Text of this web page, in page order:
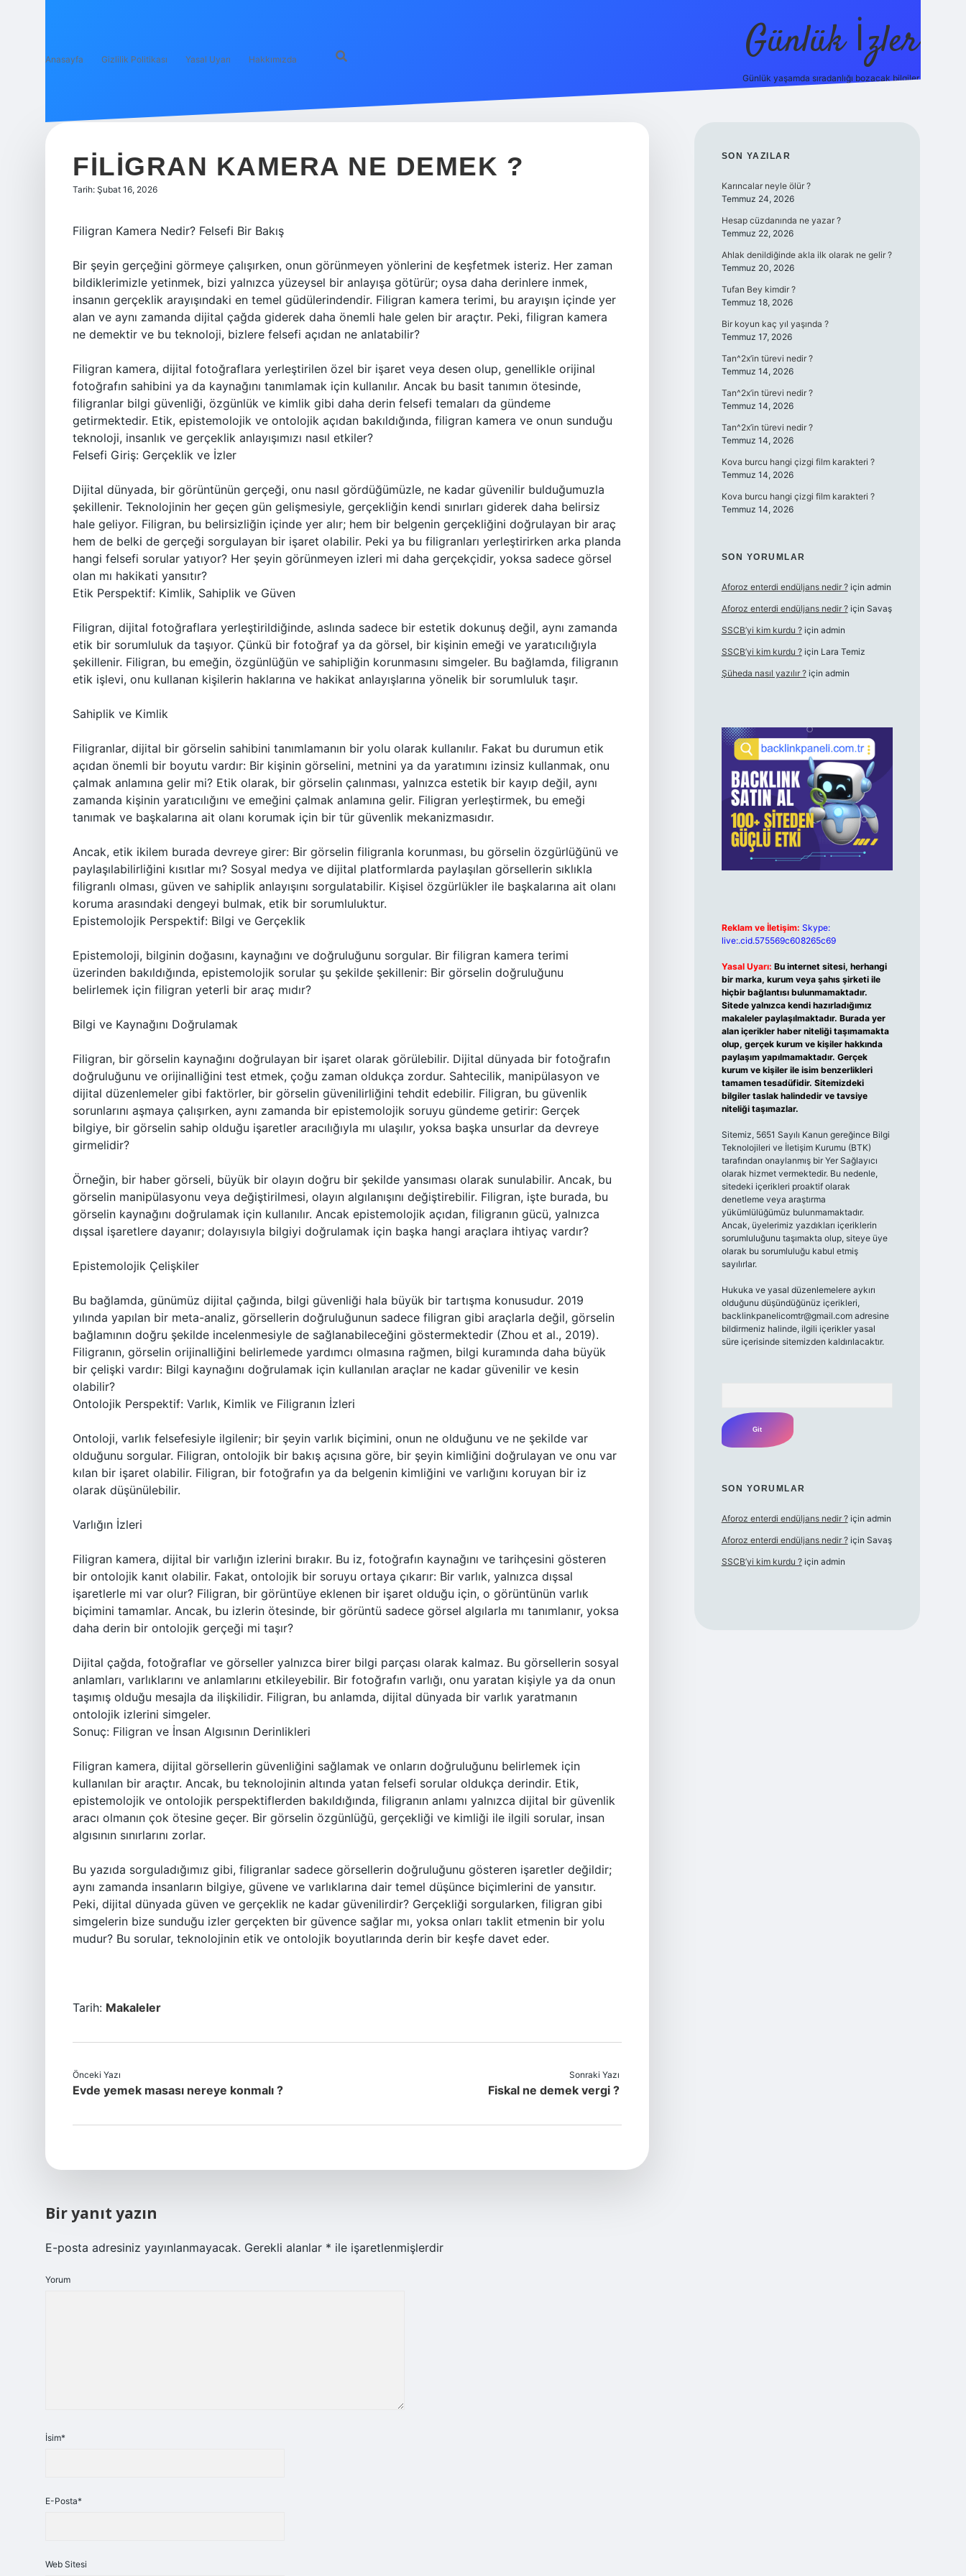
Anasayfa Gizlilik Politikası Yasal Uyarı Hakkımızda Günlük İzler
Günlük yaşamda sıradanlığı bozacak bilgiler.
FILIGRAN KAMERA NE DEMEK ?
Tarih: Şubat 16, 2026
Filigran Kamera Nedir? Felsefi Bir Bakış
Bir şeyin gerçeğini görmeye çalışırken, onun görünmeyen yönlerini de keşfetmek isteriz. Her zaman
bildiklerimizle yetinmek, bizi yalnızca yüzeysel bir anlayışa götürür; oysa daha derinlere inmek,
insanın gerçeklik arayışındaki en temel güdülerindendir. Filigran kamera terimi, bu arayışın içinde yer
alan ve aynı zamanda dijital çağda giderek daha önemli hale gelen bir araçtır. Peki, filigran kamera
ne demektir ve bu teknoloji, bizlere felsefi açıdan ne anlatabilir?
Filigran kamera, dijital fotoğraflara yerleştirilen özel bir işaret veya desen olup, genellikle orijinal
fotoğrafın sahibini ya da kaynağını tanımlamak için kullanılır. Ancak bu basit tanımın ötesinde,
filigranlar bilgi güvenliği, özgünlük ve kimlik gibi daha derin felsefi temaları da gündeme
getirmektedir. Etik, epistemolojik ve ontolojik açıdan bakıldığında, filigran kamera ve onun sunduğu
teknoloji, insanlık ve gerçeklik anlayışımızı nasıl etkiler?
Felsefi Giriş: Gerçeklik ve İzler
Dijital dünyada, bir görüntünün gerçeği, onu nasıl gördüğümüzle, ne kadar güvenilir bulduğumuzla
şekillenir. Teknolojinin her geçen gün gelişmesiyle, gerçekliğin kendi sınırları giderek daha belirsiz
hale geliyor. Filigran, bu belirsizliğin içinde yer alır; hem bir belgenin gerçekliğini doğrulayan bir araç
hem de belki de gerçeği sorgulayan bir işaret olabilir. Peki ya bu filigranları yerleştirirken arka planda
hangi felsefi sorular yatıyor? Her şeyin görünmeyen izleri mi daha gerçekçidir, yoksa sadece görsel
olan mı hakikati yansıtır?
Etik Perspektif: Kimlik, Sahiplik ve Güven
Filigran, dijital fotoğraflara yerleştirildiğinde, aslında sadece bir estetik dokunuş değil, aynı zamanda
etik bir sorumluluk da taşıyor. Çünkü bir fotoğraf ya da görsel, bir kişinin emeği ve yaratıcılığıyla
şekillenir. Filigran, bu emeğin, özgünlüğün ve sahipliğin korunmasını simgeler. Bu bağlamda, filigranın
etik işlevi, onu kullanan kişilerin haklarına ve hakikat anlayışlarına yönelik bir sorumluluk taşır.
Sahiplik ve Kimlik
Filigranlar, dijital bir görselin sahibini tanımlamanın bir yolu olarak kullanılır. Fakat bu durumun etik
açıdan önemli bir boyutu vardır: Bir kişinin görselini, metnini ya da yaratımını izinsiz kullanmak, onu
çalmak anlamına gelir mi? Etik olarak, bir görselin çalınması, yalnızca estetik bir kayıp değil, aynı
zamanda kişinin yaratıcılığını ve emeğini çalmak anlamına gelir. Filigran yerleştirmek, bu emeği
tanımak ve başkalarına ait olanı korumak için bir tür güvenlik mekanizmasıdır.
Ancak, etik ikilem burada devreye girer: Bir görselin filigranla korunması, bu görselin özgürlüğünü ve
paylaşılabilirliğini kısıtlar mı? Sosyal medya ve dijital platformlarda paylaşılan görsellerin sıklıkla
filigranlı olması, güven ve sahiplik anlayışını sorgulatabilir. Kişisel özgürlükler ile başkalarına ait olanı
koruma arasındaki dengeyi bulmak, etik bir sorumluluktur.
Epistemolojik Perspektif: Bilgi ve Gerçeklik
Epistemoloji, bilginin doğasını, kaynağını ve doğruluğunu sorgular. Bir filigran kamera terimi
üzerinden bakıldığında, epistemolojik sorular şu şekilde şekillenir: Bir görselin doğruluğunu
belirlemek için filigran yeterli bir araç mıdır?
Bilgi ve Kaynağını Doğrulamak
Filigran, bir görselin kaynağını doğrulayan bir işaret olarak görülebilir. Dijital dünyada bir fotoğrafın
doğruluğunu ve orijinalliğini test etmek, çoğu zaman oldukça zordur. Sahtecilik, manipülasyon ve
dijital düzenlemeler gibi faktörler, bir görselin güvenilirliğini tehdit edebilir. Filigran, bu güvenlik
sorunlarını aşmaya çalışırken, aynı zamanda bir epistemolojik soruyu gündeme getirir: Gerçek
bilgiye, bir görselin sahip olduğu işaretler aracılığıyla mı ulaşılır, yoksa başka unsurlar da devreye
girmelidir?
Örneğin, bir haber görseli, büyük bir olayın doğru bir şekilde yansıması olarak sunulabilir. Ancak, bu
görselin manipülasyonu veya değiştirilmesi, olayın algılanışını değiştirebilir. Filigran, işte burada, bu
görselin kaynağını doğrulamak için kullanılır. Ancak epistemolojik açıdan, filigranın gücü, yalnızca
dışsal işaretlere dayanır; dolayısıyla bilgiyi doğrulamak için başka hangi araçlara ihtiyaç vardır?
Epistemolojik Çelişkiler
Bu bağlamda, günümüz dijital çağında, bilgi güvenliği hala büyük bir tartışma konusudur. 2019
yılında yapılan bir meta-analiz, görsellerin doğruluğunun sadece filigran gibi araçlarla değil, görselin
bağlamının doğru şekilde incelenmesiyle de sağlanabileceğini göstermektedir (Zhou et al., 2019).
Filigranın, görselin orijinalliğini belirlemede yardımcı olmasına rağmen, bilgi kuramında daha büyük
bir çelişki vardır: Bilgi kaynağını doğrulamak için kullanılan araçlar ne kadar güvenilir ve kesin
olabilir?
Ontolojik Perspektif: Varlık, Kimlik ve Filigranın İzleri
Ontoloji, varlık felsefesiyle ilgilenir; bir şeyin varlık biçimini, onun ne olduğunu ve ne şekilde var
olduğunu sorgular. Filigran, ontolojik bir bakış açısına göre, bir şeyin kimliğini doğrulayan ve onu var
kılan bir işaret olabilir. Filigran, bir fotoğrafın ya da belgenin kimliğini ve varlığını koruyan bir iz
olarak düşünülebilir.
Varlığın İzleri
Filigran kamera, dijital bir varlığın izlerini bırakır. Bu iz, fotoğrafın kaynağını ve tarihçesini gösteren
bir ontolojik kanıt olabilir. Fakat, ontolojik bir soruyu ortaya çıkarır: Bir varlık, yalnızca dışsal
işaretlerle mi var olur? Filigran, bir görüntüye eklenen bir işaret olduğu için, o görüntünün varlık
biçimini tamamlar. Ancak, bu izlerin ötesinde, bir görüntü sadece görsel algılarla mı tanımlanır, yoksa
daha derin bir ontolojik gerçeği mi taşır?
Dijital çağda, fotoğraflar ve görseller yalnızca birer bilgi parçası olarak kalmaz. Bu görsellerin sosyal
anlamları, varlıklarını ve anlamlarını etkileyebilir. Bir fotoğrafın varlığı, onu yaratan kişiyle ya da onun
taşımış olduğu mesajla da ilişkilidir. Filigran, bu anlamda, dijital dünyada bir varlık yaratmanın
ontolojik izlerini simgeler.
Sonuç: Filigran ve İnsan Algısının Derinlikleri
Filigran kamera, dijital görsellerin güvenliğini sağlamak ve onların doğruluğunu belirlemek için
kullanılan bir araçtır. Ancak, bu teknolojinin altında yatan felsefi sorular oldukça derindir. Etik,
epistemolojik ve ontolojik perspektiflerden bakıldığında, filigranın anlamı yalnızca dijital bir güvenlik
aracı olmanın çok ötesine geçer. Bir görselin özgünlüğü, gerçekliği ve kimliği ile ilgili sorular, insan
algısının sınırlarını zorlar.
Bu yazıda sorguladığımız gibi, filigranlar sadece görsellerin doğruluğunu gösteren işaretler değildir;
aynı zamanda insanların bilgiye, güvene ve varlıklarına dair temel düşünce biçimlerini de yansıtır.
Peki, dijital dünyada güven ve gerçeklik ne kadar güvenilirdir? Gerçekliği sorgularken, filigran gibi
simgelerin bize sunduğu izler gerçekten bir güvence sağlar mı, yoksa onları taklit etmenin bir yolu
mudur? Bu sorular, teknolojinin etik ve ontolojik boyutlarında derin bir keşfe davet eder.
Tarih: Makaleler
Önceki Yazı
Evde yemek masası nereye konmalı ?
Sonraki Yazı
Fiskal ne demek vergi ?
Bir yanıt yazın
E-posta adresiniz yayınlanmayacak. Gerekli alanlar * ile işaretlenmişlerdir
Yorum
İsim*
E-Posta*
Web Sitesi
SIDEBAR
SON YAZILAR
Karıncalar neyle ölür ?
Temmuz 24, 2026
Hesap cüzdanında ne yazar ?
Temmuz 22, 2026
Ahlak denildiğinde akla ilk olarak ne gelir ?
Temmuz 20, 2026
Tufan Bey kimdir ?
Temmuz 18, 2026
Bir koyun kaç yıl yaşında ?
Temmuz 17, 2026
Tan^2x’in türevi nedir ?
Temmuz 14, 2026
Tan^2x’in türevi nedir ?
Temmuz 14, 2026
Tan^2x’in türevi nedir ?
Temmuz 14, 2026
Kova burcu hangi çizgi film karakteri ?
Temmuz 14, 2026
Kova burcu hangi çizgi film karakteri ?
Temmuz 14, 2026
SON YORUMLAR
Aforoz enterdi endüljans nedir ?için admin
Aforoz enterdi endüljans nedir ?için Savaş
SSCB’yi kim kurdu ?için admin
SSCB’yi kim kurdu ?için Lara Temiz
Şüheda nasıl yazılır ?için admin
Reklam ve İletişim: Skype:
live:.cid.575569c608265c69
Yasal Uyarı: Bu internet sitesi, herhangi
bir marka, kurum veya şahıs şirketi ile
hiçbir bağlantısı bulunmamaktadır.
Sitede yalnızca kendi hazırladığımız
makaleler paylaşılmaktadır. Burada yer
alan içerikler haber niteliği taşımamakta
olup, gerçek kurum ve kişiler hakkında
paylaşım yapılmamaktadır. Gerçek
kurum ve kişiler ile isim benzerlikleri
tamamen tesadüfidir. Sitemizdeki
bilgiler taslak halindedir ve tavsiye
niteliği taşımazlar.
Sitemiz, 5651 Sayılı Kanun gereğince Bilgi
Teknolojileri ve İletişim Kurumu (BTK)
tarafından onaylanmış bir Yer Sağlayıcı
olarak hizmet vermektedir. Bu nedenle,
sitedeki içerikleri proaktif olarak
denetleme veya araştırma
yükümlülüğümüz bulunmamaktadır.
Ancak, üyelerimiz yazdıkları içeriklerin
sorumluluğunu taşımakta olup, siteye üye
olarak bu sorumluluğu kabul etmiş
sayılırlar.
Hukuka ve yasal düzenlemelere aykırı
olduğunu düşündüğünüz içerikleri,
backlinkpanelicomtr@gmail.comadresine
bildirmeniz halinde, ilgili içerikler yasal
süre içerisinde sitemizden kaldırılacaktır.
SON YORUMLAR
Aforoz enterdi endüljans nedir ?için admin
Aforoz enterdi endüljans nedir ?için Savaş
SSCB’yi kim kurdu ?için admin